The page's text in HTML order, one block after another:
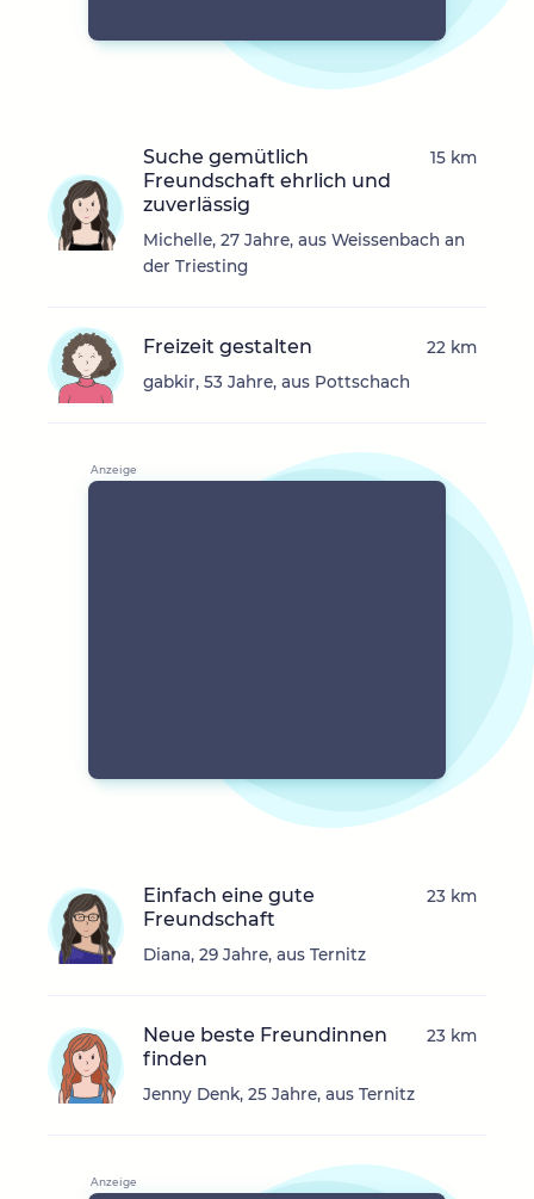
Suche gemütlich
Freundschaft ehrlich und
zuverlässig
Michelle, 27 Jahre, aus Weissenbach an
der Triesting
15 km
Freizeit gestalten
gabkir, 53 Jahre, aus Pottschach
22 km
Einfach eine gute
Freundschaft
Diana, 29 Jahre, aus Ternitz
23 km
Neue beste Freundinnen
finden
Jenny Denk, 25 Jahre, aus Ternitz
23 km